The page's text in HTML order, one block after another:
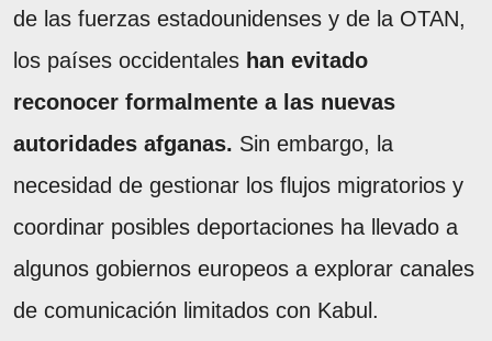
de las fuerzas estadounidenses y de la OTAN,
los países occidentales han evitado
reconocer formalmente a las nuevas
autoridades afganas. Sin embargo, la
necesidad de gestionar los flujos migratorios y
coordinar posibles deportaciones ha llevado a
algunos gobiernos europeos a explorar canales
de comunicación limitados con Kabul.